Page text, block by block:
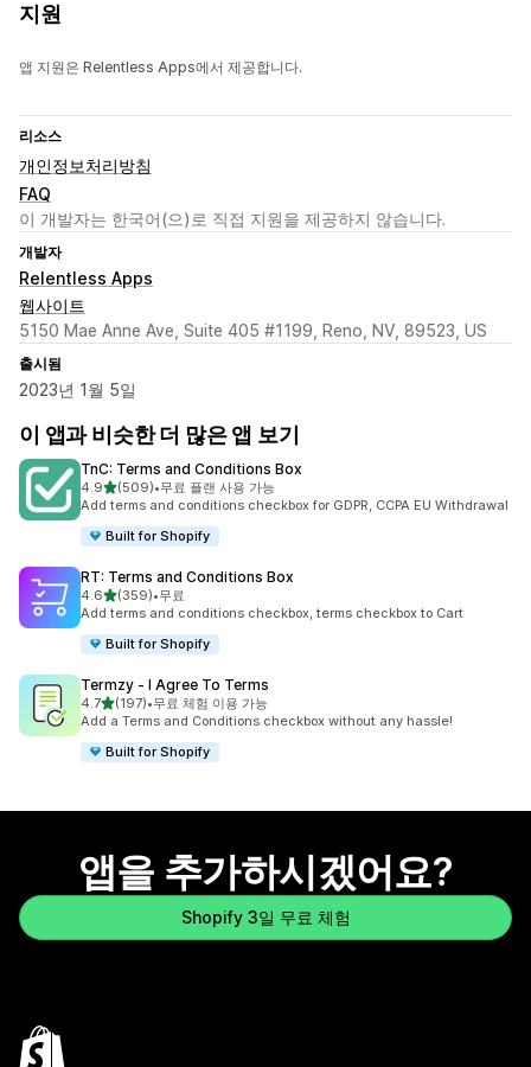
지원
앱 지원은 Relentless Apps에서 제공합니다.
리소스
개인정보처리방침
FAQ
이 개발자는 한국어(으)로 직접 지원을 제공하지 않습니다.
개발자
Relentless Apps
웹사이트
5150 Mae Anne Ave, Suite 405 #1199, Reno, NV, 89523, US
출시됨
2023년 1월 5일
이 앱과 비슷한 더 많은 앱 보기
TnC: Terms and Conditions Box
4.9별 5개 중
(509)
총 리뷰 509개
•무료 플랜 사용 가능
Add terms and conditions checkbox for GDPR, CCPA EU Withdrawal
Built for Shopify
RT: Terms and Conditions Box
4.6별 5개 중
(359)
총 리뷰 359개
•무료
Add terms and conditions checkbox, terms checkbox to Cart
Built for Shopify
Termzy ‑ I Agree To Terms
4.7별 5개 중
(197)
총 리뷰 197개
•무료 체험 이용 가능
Add a Terms and Conditions checkbox without any hassle!
Built for Shopify
앱을 추가하시겠어요?
Shopify 3일 무료 체험